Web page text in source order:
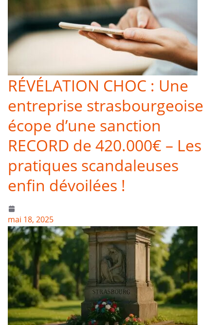
RÉVÉLATION CHOC : Une
entreprise strasbourgeoise
écope d’une sanction
RECORD de 420.000€ – Les
pratiques scandaleuses
enfin dévoilées !
mai 18, 2025